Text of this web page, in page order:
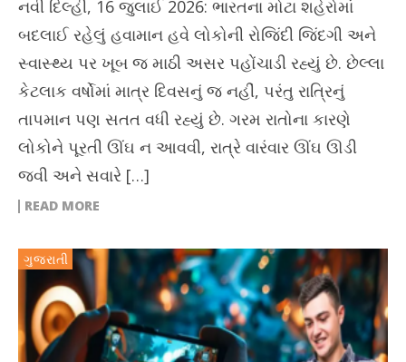
નવી દિલ્હી, 16 જુલાઈ 2026: ભારતના મોટા શહેરોમાં
બદલાઈ રહેલું હવામાન હવે લોકોની રોજિંદી જિંદગી અને
સ્વાસ્થ્ય પર ખૂબ જ માઠી અસર પહોંચાડી રહ્યું છે. છેલ્લા
કેટલાક વર્ષોમાં માત્ર દિવસનું જ નહીં, પરંતુ રાત્રિનું
તાપમાન પણ સતત વધી રહ્યું છે. ગરમ રાતોના કારણે
લોકોને પૂરતી ઊંઘ ન આવવી, રાત્રે વારંવાર ઊંઘ ઊડી
જવી અને સવારે […]
READ MORE
ગુજરાતી